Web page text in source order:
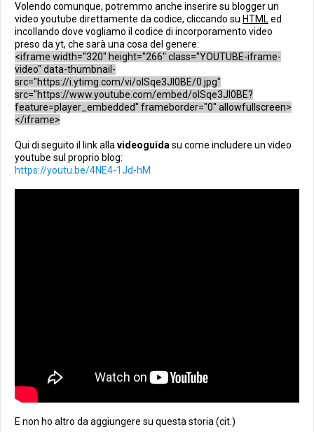
Volendo comunque, potremmo anche inserire su blogger un
video youtube direttamente da codice, cliccando su HTML ed
incollando dove vogliamo il codice di incorporamento video
preso da yt, che sarà una cosa del genere:
<iframe width="320" height="266" class="YOUTUBE-iframe-
video" data-thumbnail-
src="https://i.ytimg.com/vi/oISqe3Jl0BE/0.jpg"
src="https://www.youtube.com/embed/oISqe3Jl0BE?
feature=player_embedded" frameborder="0" allowfullscreen>
</iframe>
Qui di seguito il link alla videoguida su come includere un video
youtube sul proprio blog:
https://youtu.be/4NE4-1Jd-hM
E non ho altro da aggiungere su questa storia (cit.)